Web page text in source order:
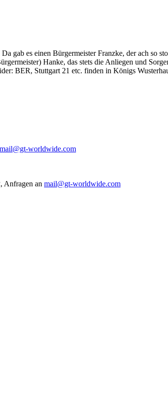
gab es einen Bürgermeister Franzke, der ach so
Hanke, das stets die Anliegen und
BER, Stuttgart 21 etc. finden in Königs
mail@gt-worldwide.com
Anfragen an mail@gt-worldwide.com